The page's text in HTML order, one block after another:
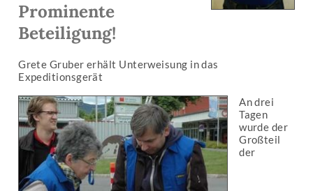
Prominente
Beteiligung!
Grete Gruber erhält Unterweisung in das
Expeditionsgerät
An drei
Tagen
wurde der
Großteil
der